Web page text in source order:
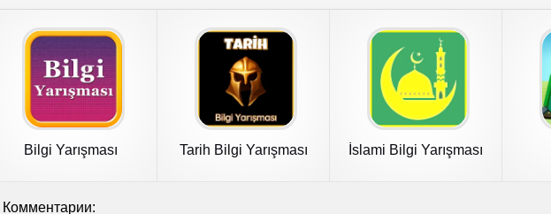
Bilgi Yarışması Tarih Bilgi Yarışması İslami Bilgi Yarışması
Комментарии: